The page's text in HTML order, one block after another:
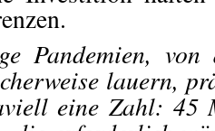
Pandemien,
lauern,
eine Zahl: